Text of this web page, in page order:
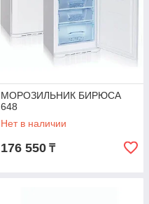
МОРОЗИЛЬНИК БИРЮСА
648
Нет в наличии
176 550 ₸